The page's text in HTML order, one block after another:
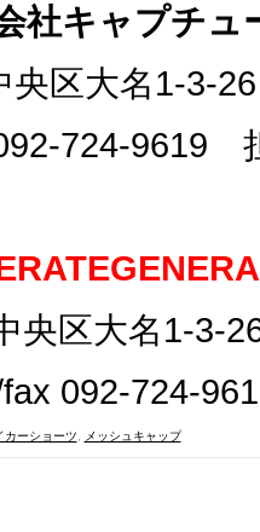
社キャプチュ
央区大名1-3-
724-9619
央区大名1-3-
092-724-
カーショーツ メッシュキャップ